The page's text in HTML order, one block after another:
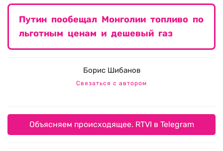
Путин пообещал Монголии топливо по
льготным ценам и дешевый газ
Борис Шибанов
Связаться с автором
Объясняем происходящее. RTVI в Telegram